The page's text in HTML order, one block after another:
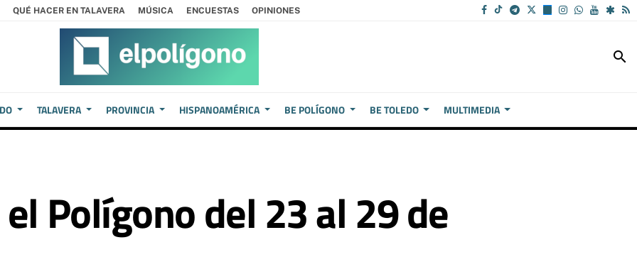
QUÉ HACER EN TALAVERA MÚSICA ENCUESTAS OPINIONES
search
TALAVERA PROVINCIA HISPANOAMÉRICA BE POLÍGONO BE TOLEDO MULTIMEDIA
Polígono del 23 al 29 de